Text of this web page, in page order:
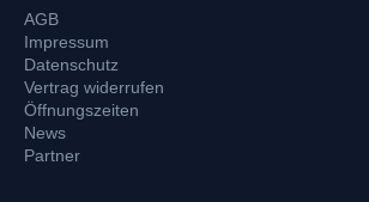
AGB
Impressum
Datenschutz
Vertrag widerrufen
Öffnungszeiten
News
Partner